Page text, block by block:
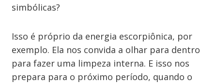
simbólicas?
Isso é próprio da energia escorpiônica, por
exemplo. Ela nos convida a olhar para dentro
para fazer uma limpeza interna. E isso nos
prepara para o próximo período, quando o